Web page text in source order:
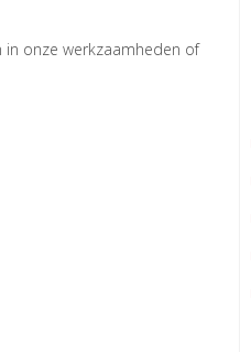
onze werkzaamheden of